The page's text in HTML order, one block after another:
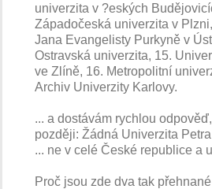
univerzita v ?eských
Západočeská univerzita v
Jana Evangelisty Purkyně v
Ostravská univerzita, 15.
ve Zlíně, 16. Metropolitní
Archiv Univerzity Karlovy.
... a dostávám rychlou
později: Žádná Univerzita
... ne v celé České republice a
Proč jsou zde dva tak